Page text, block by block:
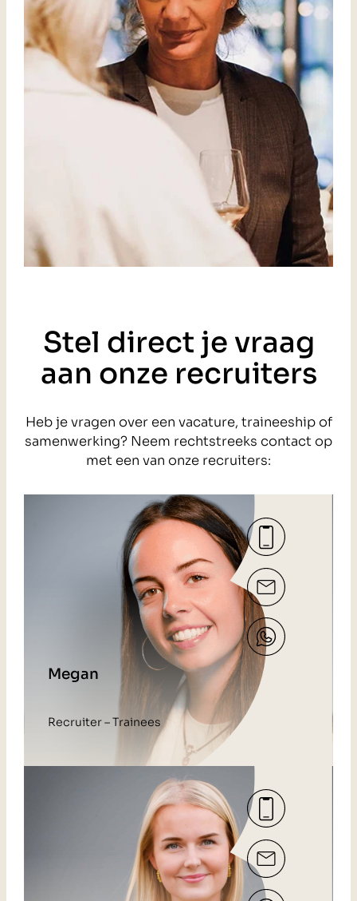
Stel direct je vraag
aan onze recruiters
Heb je vragen over een vacature, traineeship of
samenwerking? Neem rechtstreeks contact op
met een van onze recruiters:
Megan
Recruiter – Trainees